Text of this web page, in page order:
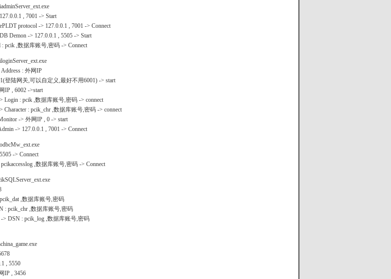
, 7001 -> Start
protocol -> 127.0.0.1 , 7001 -> Connect
Demon -> 127.0.0.1 , 5505 -> Start
,数据库账号,密码 -> Connect
: 外网IP
,可以自定义,最好不用6001) -> start
, 6002 ->start
: pcik ,数据库账号,密码 -> connect
: pcik_chr ,数据库账号,密码 -> connect
-> 外网IP , 0 -> start
-> 127.0.0.1 , 7001 -> Connect
-> Connect
,数据库账号,密码 -> Connect
,数据库账号,密码
pcik_chr ,数据库账号,密码
DSN : pcik_log ,数据库账号,密码
, 5550
, 3456